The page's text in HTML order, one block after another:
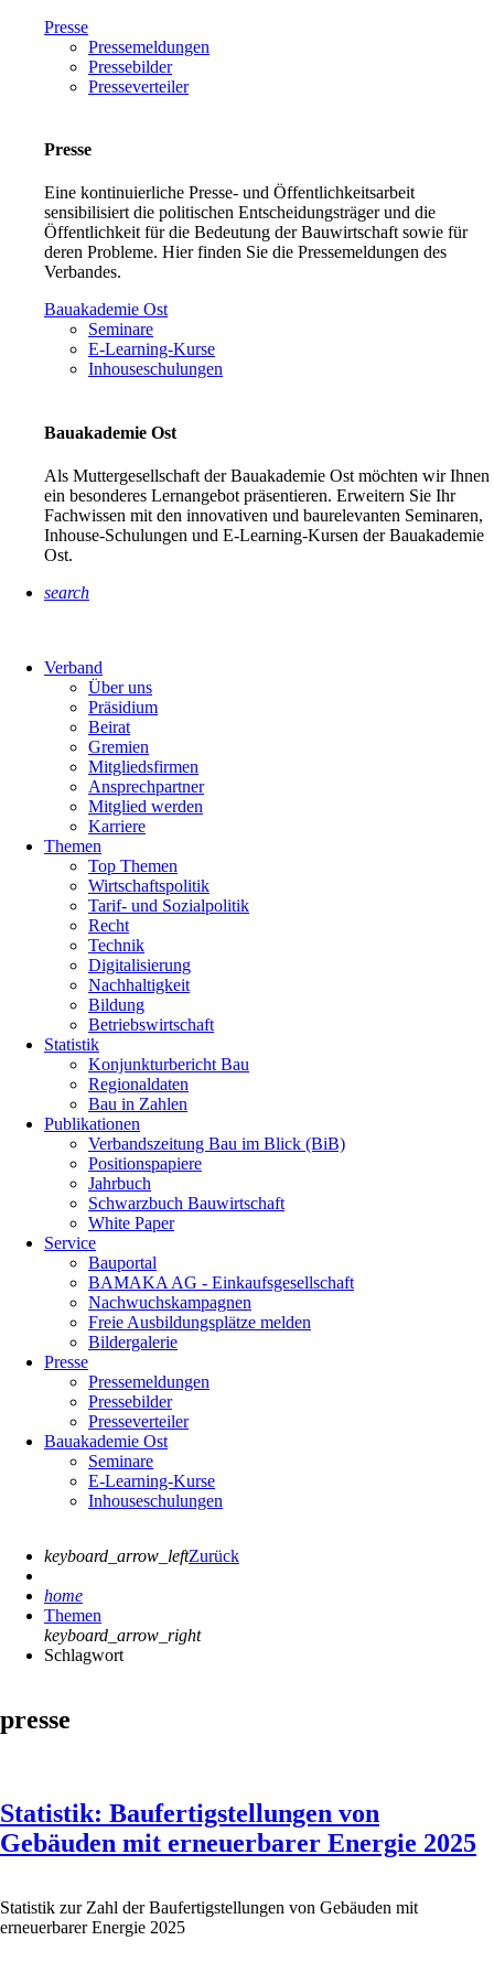
Presse
Pressemeldungen
Pressebilder
Presseverteiler
Presse
Eine kontinuierliche Presse- und Öffentlichkeitsarbeit
sensibilisiert die politischen Entscheidungsträger und die
Öffentlichkeit für die Bedeutung der Bauwirtschaft sowie für
deren Probleme. Hier finden Sie die Pressemeldungen des
Verbandes.
Bauakademie Ost
Seminare
E-Learning-Kurse
Inhouseschulungen
Bauakademie Ost
Als Muttergesellschaft der Bauakademie Ost möchten wir Ihnen
ein besonderes Lernangebot präsentieren. Erweitern Sie Ihr
Fachwissen mit den innovativen und baurelevanten Seminaren,
Inhouse-Schulungen und E-Learning-Kursen der Bauakademie
Ost.
search
Verband
Über uns
Präsidium
Beirat
Gremien
Mitgliedsfirmen
Ansprechpartner
Mitglied werden
Karriere
Themen
Top Themen
Wirtschaftspolitik
Tarif- und Sozialpolitik
Recht
Technik
Digitalisierung
Nachhaltigkeit
Bildung
Betriebswirtschaft
Statistik
Konjunkturbericht Bau
Regionaldaten
Bau in Zahlen
Publikationen
Verbandszeitung Bau im Blick (BiB)
Positionspapiere
Jahrbuch
Schwarzbuch Bauwirtschaft
White Paper
Service
Bauportal
BAMAKA AG - Einkaufsgesellschaft
Nachwuchskampagnen
Freie Ausbildungsplätze melden
Bildergalerie
Presse
Pressemeldungen
Pressebilder
Presseverteiler
Bauakademie Ost
Seminare
E-Learning-Kurse
Inhouseschulungen
keyboard_arrow_leftZurück
home
Themen
keyboard_arrow_right
Schlagwort
presse
Statistik: Baufertigstellungen von
Gebäuden mit erneuerbarer Energie 2025
Statistik zur Zahl der Baufertigstellungen von Gebäuden mit
erneuerbarer Energie 2025